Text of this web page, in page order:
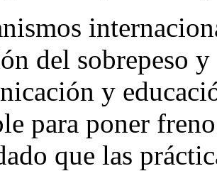
del sobrepeso
y
para poner
que las